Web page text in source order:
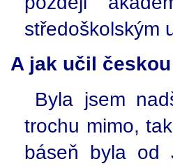
středoškolským
A jak učil
Byla jsem
trochu mimo,
báseň byla od